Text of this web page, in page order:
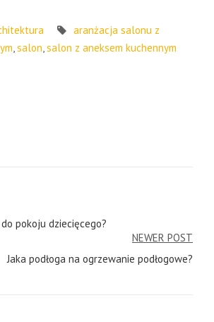
aranżacja salonu z
,salon,salon z aneksem kuchennym
pokoju dziecięcego?
NEWER POST
Jaka podłoga na ogrzewanie podłogowe?